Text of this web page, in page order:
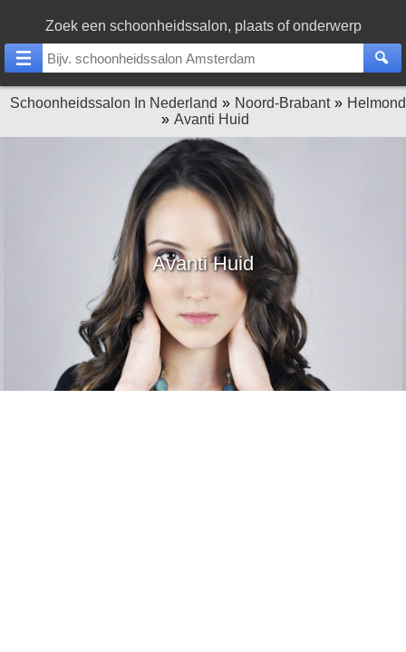
Zoek een schoonheidssalon, plaats of onderwerp
Schoonheidssalon In Nederland Noord-Brabant
Helmond
Avanti Huid
Avanti Huid